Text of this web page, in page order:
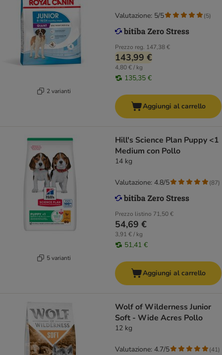
2 varianti
Prezzo reg. 147,38 €
143,99 €
4,80 € / kg
135,35 €
Valutazione: 5/5 (5)
Aggiungi al carrello
5 varianti
Hill's Science Plan Puppy <1
Medium con Pollo
14 kg
Prezzo listino 71,50 €
54,69 €
3,91 € / kg
51,41 €
Valutazione: 4.8/5 (87)
Aggiungi al carrello
Wolf of Wilderness Junior
Soft - Wide Acres Pollo
12 kg
Valutazione: 4.7/5 (41)